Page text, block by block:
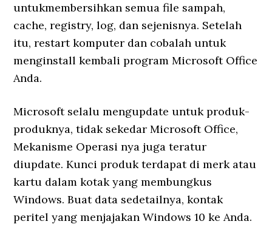
untukmembersihkan semua file sampah,
cache, registry, log, dan sejenisnya. Setelah
itu, restart komputer dan cobalah untuk
menginstall kembali program Microsoft Office
Anda.
Microsoft selalu mengupdate untuk produk-
produknya, tidak sekedar Microsoft Office,
Mekanisme Operasi nya juga teratur
diupdate. Kunci produk terdapat di merk atau
kartu dalam kotak yang membungkus
Windows. Buat data sedetailnya, kontak
peritel yang menjajakan Windows 10 ke Anda.